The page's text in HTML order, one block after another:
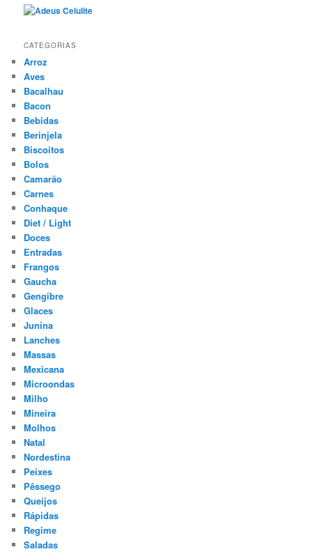
CATEGORIAS
Arroz
Aves
Bacalhau
Bacon
Bebidas
Berinjela
Biscoitos
Bolos
Camarão
Carnes
Conhaque
Diet / Light
Doces
Entradas
Frangos
Gaucha
Gengibre
Glaces
Junina
Lanches
Massas
Mexicana
Microondas
Milho
Mineira
Molhos
Natal
Nordestina
Peixes
Pêssego
Queijos
Rápidas
Regime
Saladas